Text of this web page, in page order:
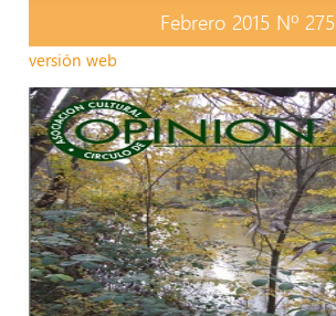
Febrero 2015 Nº 275
versión web